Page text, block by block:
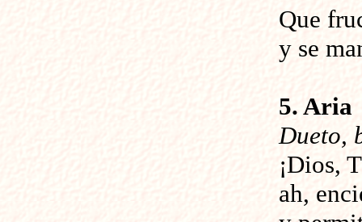
Que
y se
5. Aria
Dueto,
¡Dios,
ah,